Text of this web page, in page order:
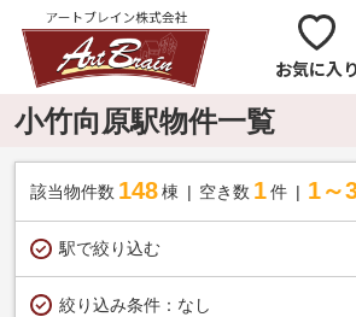
お気に入り
小竹向原駅物件一覧
該当物件数 148棟 空き数 1 件 1～
駅で絞り込む
絞り込み条件： なし